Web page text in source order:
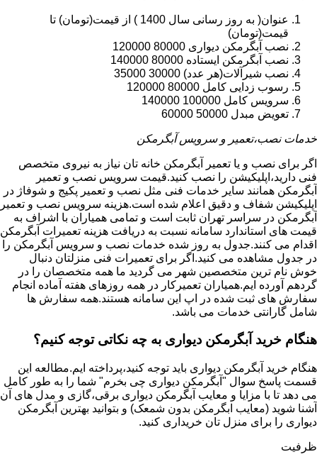
عنوان( به روز رسانی سال 1400 ) از قیمت(تومان) تا
قیمت(تومان)
نصب آبگرمکن دیواری 80000 120000
نصب آبگرمکن ایستاده 80000 140000
نصب شیرآلات(هر عدد) 30000 35000
رسوب زدایی کامل 80000 120000
سرویس کامل 100000 140000
تعویض مبدل 50000 60000
خدمات نصب،تعمیر و سرویس آبگرمکن
اگر برای نصب و یا تعمیر آبگرمکن خانه تان نیاز به نیروی متخصص
فنی دارید،اپلیکیشن را نصب کنید.قیمت سرویس نصب و تعمیر
آبگرمکن همانند سایر خدمات فنی مثل نصب و تعمیر پکیج و شوفاژ در
اپلیکیشن شفاف و دقیق اعلام شده است.هزینه سرویس نصب و تعمیر
آبگرمکن در سراسر تهران ثابت است و تمامی همیاران با اشراف به
قیمت های استاندارد سامانه نسبت به دریافت هزینه تعمیرات آبگرمکن
اقدام می کنند.جدول به روز شده خدمات نصب و سرویس آبگرمکن را
در جدول مشاهده می کنید.اگر برای تعمیرات فنی منزلتان دنبال
خوش نام ترین متخصصین شهر می گردید ما همه متخصصان را در
گردهم آورده ایم.همیاران تعمیرکار در همه روزهای هفته آماده انجام
سفارش های ثبت شده در اپ این سامانه هستند.همه سفارش ها
شامل گارانتی خدمات می باشد.
هنگام خرید آبگرمکن دیواری به چه نکاتی توجه کنیم؟
هنگام خرید آبگرمکن دیواری باید توجه کنید،پرداخته ایم.مطالعه این
قسمت پاسخ سوال "آبگرمکن دیواری چی بخرم" شما را به طور کامل
می دهد تا با مزایا و معایب آبگرمکن دیواری برقی،گازی و مدل های آن
آشنا شوید (معایب ابگرمکن بدون شمعک) و بتوانید بهترین آبگرمکن
دیواری را برای منزل تان خریداری کنید.
ظرفیت